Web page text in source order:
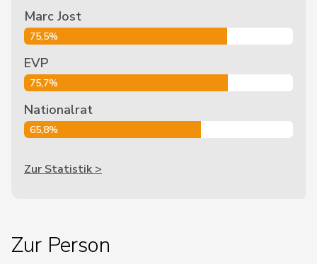
Marc Jost
75,5%
EVP
75,7%
Nationalrat
65,8%
Zur Statistik >
Zur Person